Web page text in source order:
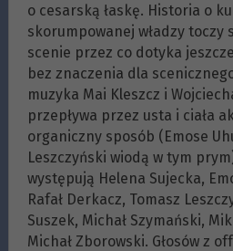
o cesarską łaskę. Historia o
skorumpowanej władzy toczy
scenie przez co dotyka
bez znaczenia dla
muzyka Mai Kleszcz i
przepływa przez usta i ciała
organiczny sposób (Emose
Leszczyński wiodą w tym
występują Helena Sujecka,
Rafał Derkacz, Tomasz
Suszek, Michał Szymański,
Michał Zborowski. Głosów z